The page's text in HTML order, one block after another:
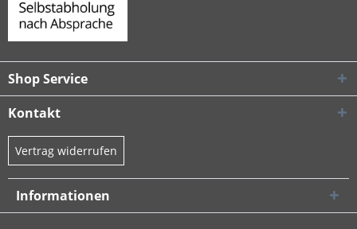
Shop Service
Kontakt
Vertrag widerrufen
Informationen